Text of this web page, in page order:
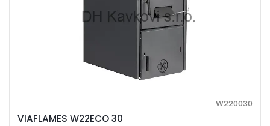
VIAFLAMES W22ECO 30
W220030